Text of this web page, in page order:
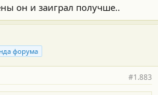
он и заиграл получше..
форума
#1.883